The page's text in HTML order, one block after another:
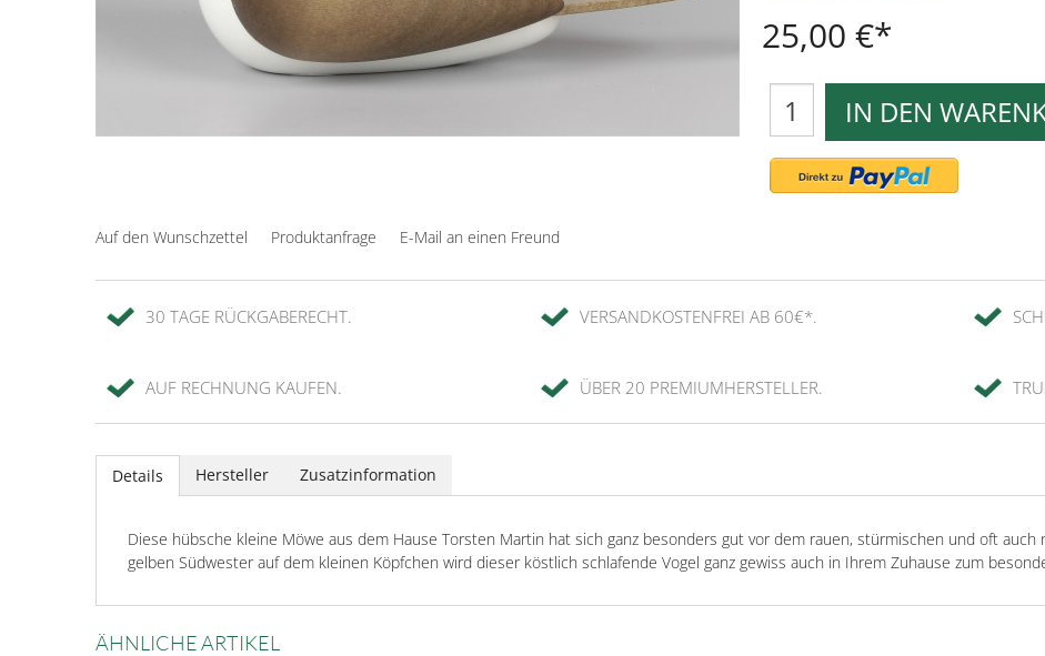
25,00 €
IN DEN
Auf den Wunschzettel Produktanfrage E-Mail an einen Freund
30 TAGE RÜCKGABERECHT. VERSANDKOSTENFREI AB 60€*.
AUF RECHNUNG KAUFEN. ÜBER 20 PREMIUMHERSTELLER.
Details Hersteller Zusatzinformation
Diese hübsche kleine Möwe aus dem Hause Torsten Martin hat sich ganz besonders gut vor dem rauen, stürmischen und oft
gelben Südwester auf dem kleinen Köpfchen wird dieser köstlich schlafende Vogel ganz gewiss auch in Ihrem Zuhause zum
ÄHNLICHE ARTIKEL